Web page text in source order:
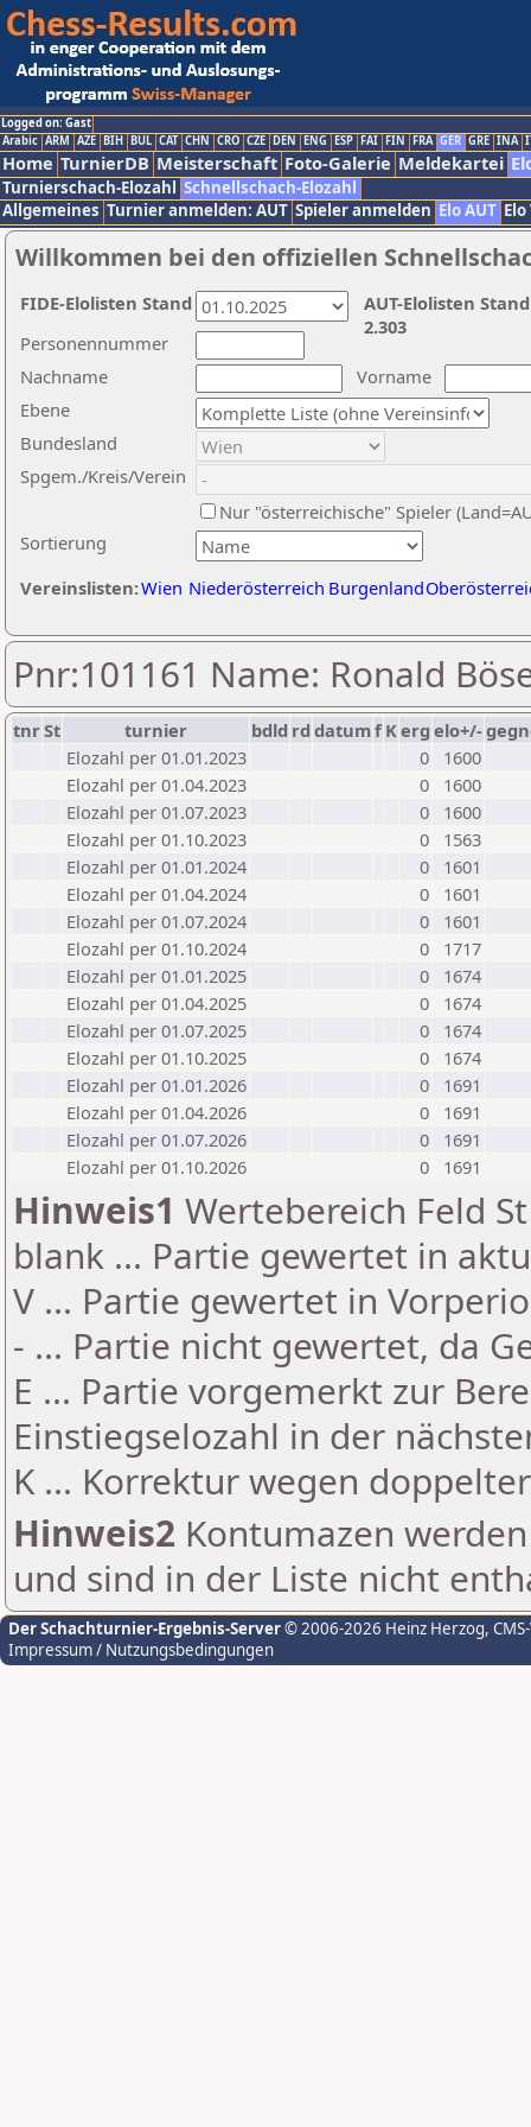
Logged on: Gast
Arabic ARM AZE BIH BUL CAT CHN CRO CZE DEN ENG ESP FAI FIN FRA GER GRE INA
Home TurnierDB Meisterschaft Foto-Galerie Meldekartei
Turnierschach-Elozahl Schnellschach-Elozahl
Allgemeines Turnier anmelden: AUT Spieler anmelden Elo AUT
Willkommen bei den offiziellen
Nachname
Vorname
Ebene
Sortierung
Personennummer
Bundesland
Spgem./Kreis/Verein
Nur "österreichische" Spieler
Vereinslisten:Wien Niederösterreich Burgenland
AUT-Elolisten
2.303
FIDE-Elolisten Stand
Pnr:101161 Name: Ronald
tnrSt turnier bdld rd datumf Kerg elo+/-
Elozahl per 01.01.2023
0
1600
Elozahl per 01.04.2023
0
1600
Elozahl per 01.07.2023
0
1600
Elozahl per 01.10.2023
0
1563
Elozahl per 01.01.2024
0
1601
Elozahl per 01.04.2024
0
1601
Elozahl per 01.07.2024
0
1601
Elozahl per 01.10.2024
0
1717
Elozahl per 01.01.2025
0
1674
Elozahl per 01.04.2025
0
1674
Elozahl per 01.07.2025
0
1674
Elozahl per 01.10.2025
0
1674
Elozahl per 01.01.2026
0
1691
Elozahl per 01.04.2026
0
1691
Elozahl per 01.07.2026
0
1691
Elozahl per 01.10.2026
0 1691
Hinweis1 Wertebereich Feld
blank ... Partie gewertet in
V ... Partie gewertet in
- ... Partie nicht gewertet, da
E ... Partie vorgemerkt zur
Einstiegselozahl in der
K ... Korrektur wegen
Hinweis2 Kontumazen
und sind in der Liste nicht
Der Schachturnier-Ergebnis-Server© 2006-2026 Heinz Herzog,
Impressum / Nutzungsbedingungen